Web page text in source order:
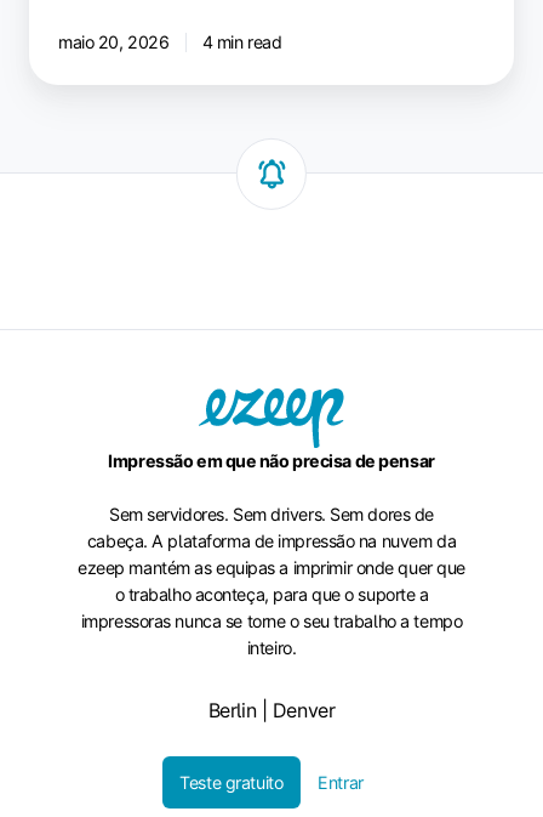
maio 20, 2026 4 min read
Impressão em que não precisa de pensar
Sem servidores. Sem drivers. Sem dores de
cabeça. A plataforma de impressão na nuvem da
ezeep mantém as equipas a imprimir onde quer que
o trabalho aconteça, para que o suporte a
impressoras nunca se torne o seu trabalho a tempo
inteiro.
Berlin | Denver
Teste gratuito Entrar